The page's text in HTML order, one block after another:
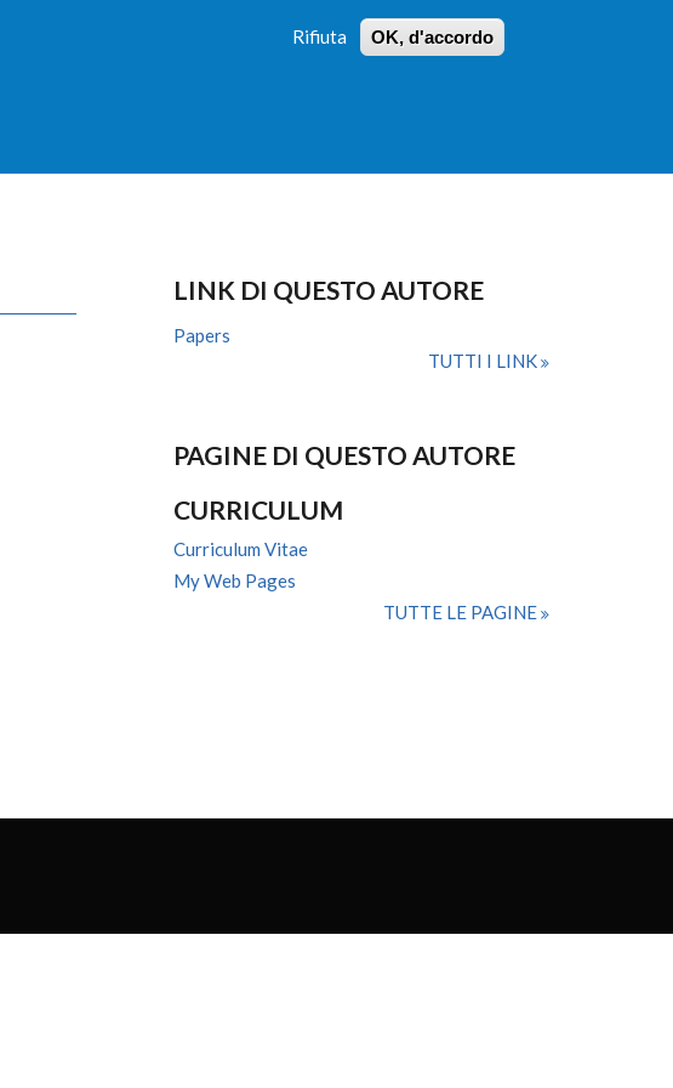
Rifiuta OK, d'accordo
RICERCA
LINK DI QUESTO AUTORE
Papers
TUTTI I LINK
PAGINE DI QUESTO AUTORE
CURRICULUM
Curriculum Vitae
My Web Pages
TUTTE LE PAGINE